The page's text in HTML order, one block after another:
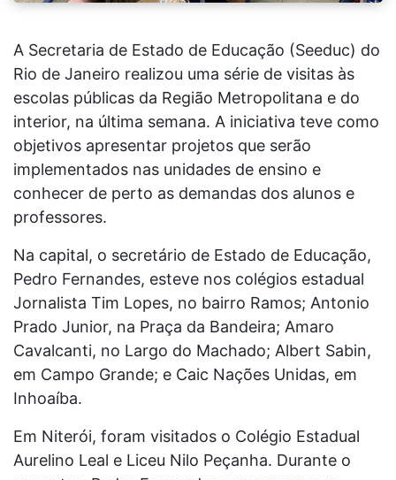
A Secretaria de Estado de Educação (Seeduc) do
Rio de Janeiro realizou uma série de visitas às
escolas públicas da Região Metropolitana e do
interior, na última semana. A iniciativa teve como
objetivos apresentar projetos que serão
implementados nas unidades de ensino e
conhecer de perto as demandas dos alunos e
professores.
Na capital, o secretário de Estado de Educação,
Pedro Fernandes, esteve nos colégios estadual
Jornalista Tim Lopes, no bairro Ramos; Antonio
Prado Junior, na Praça da Bandeira; Amaro
Cavalcanti, no Largo do Machado; Albert Sabin,
em Campo Grande; e Caic Nações Unidas, em
Inhoaíba.
Em Niterói, foram visitados o Colégio Estadual
Aurelino Leal e Liceu Nilo Peçanha. Durante o